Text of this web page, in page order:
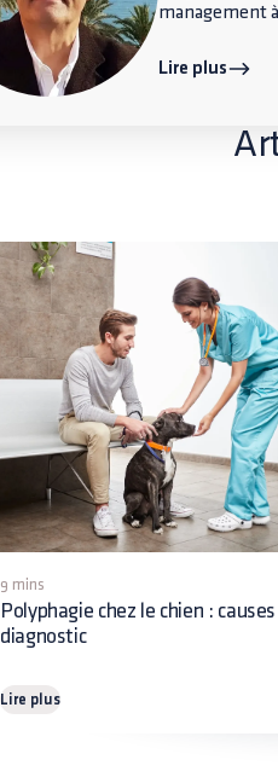
management
Lire plus
9 mins
Polyphagie chez le chien :
diagnostic
Lire plus